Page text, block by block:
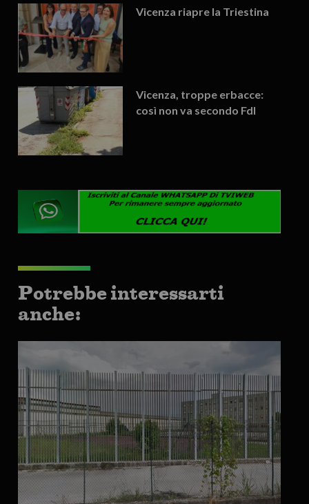
Vicenza riapre la Triestina
Vicenza, troppe erbacce:
così non va secondo FdI
Potrebbe interessarti
anche: